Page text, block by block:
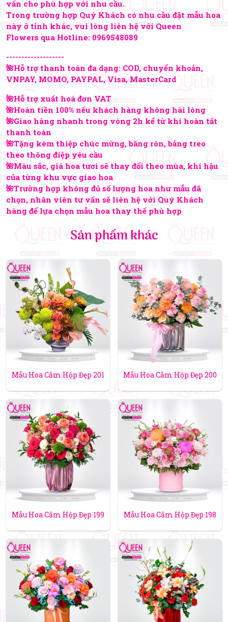
vấn cho phù hợp với nhu cầu.
Trong trường hợp Quý Khách có nhu cầu đặt mẫu hoa
này ở tỉnh khác, vui lòng liên hệ với Queen
Flowers qua Hotline: 0969548089
-------------------
🌺Hỗ trợ thanh toán đa dạng: COD, chuyển khoản,
VNPAY, MOMO, PAYPAL, Visa, MasterCard
🌺Hỗ trợ xuất hoá đơn VAT
🌺Hoàn tiền 100% nếu khách hàng không hài lòng
🌺Giao hàng nhanh trong vòng 2h kể từ khi hoàn tất
thanh toán
🌺Tặng kèm thiệp chúc mừng, băng rôn, bảng treo
theo thông điệp yêu cầu
🌺Màu sắc, giá hoa tươi sẽ thay đổi theo mùa, khí hậu
của từng khu vực giao hoa
🌺Trường hợp không đủ số lượng hoa như mẫu đã
chọn, nhân viên tư vấn sẽ liên hệ với Quý Khách
hàng để lựa chọn mẫu hoa thay thế phù hợp
Sản phẩm khác
Mẫu Hoa Cắm Hộp Đẹp 201 Mẫu Hoa Cắm Hộp Đẹp 200
Mẫu Hoa Cắm Hộp Đẹp 199 Mẫu Hoa Cắm Hộp Đẹp 198